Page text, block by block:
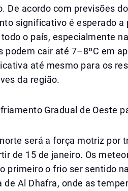
De acordo com previsões
significativo é esperado a
o país, especialmente
cair até 7–8ºC em
até mesmo para os
da região.
Gradual de Oeste
será a força motriz por
de 15 de janeiro. Os
primeiro o frio ser sentido
de Al Dhafra, onde as